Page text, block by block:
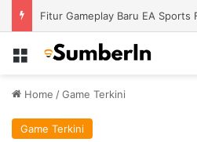
Menu
Home /Game Terkini
Game Terkini